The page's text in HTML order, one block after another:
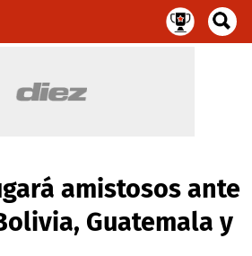
amistosos ante
Guatemala y